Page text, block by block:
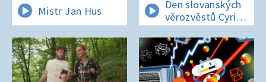
Mistr Jan Hus
Den slovanských
věrozvěstů Cyrila
a Metoděje